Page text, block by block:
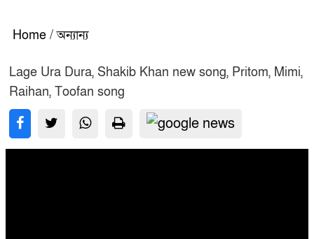
Home / অন্যান্য
Lage Ura Dura, Shakib Khan new song, Pritom, Mimi,
Raihan, Toofan song